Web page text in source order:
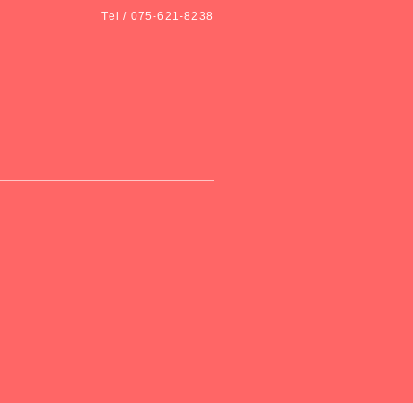
Tel / 075-621-8238